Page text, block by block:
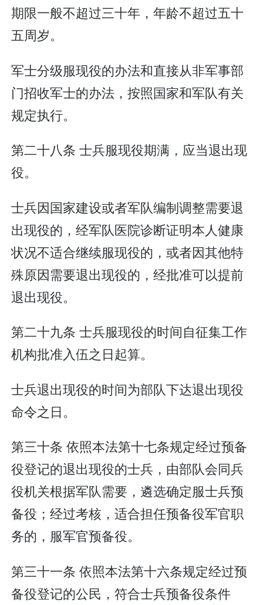
期限一般不超过三十年，年龄不超过五十
五周岁。
军士分级服现役的办法和直接从非军事部
门招收军士的办法，按照国家和军队有关
规定执行。
第二十八条 士兵服现役期满，应当退出现
役。
士兵因国家建设或者军队编制调整需要退
出现役的，经军队医院诊断证明本人健康
状况不适合继续服现役的，或者因其他特
殊原因需要退出现役的，经批准可以提前
退出现役。
第二十九条 士兵服现役的时间自征集工作
机构批准入伍之日起算。
士兵退出现役的时间为部队下达退出现役
命令之日。
第三十条 依照本法第十七条规定经过预备
役登记的退出现役的士兵，由部队会同兵
役机关根据军队需要，遴选确定服士兵预
备役；经过考核，适合担任预备役军官职
务的，服军官预备役。
第三十一条 依照本法第十六条规定经过预
备役登记的公民，符合士兵预备役条件